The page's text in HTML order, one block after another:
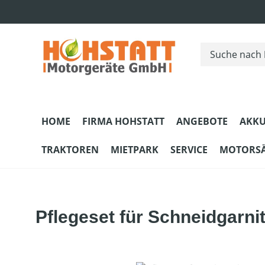
HOME FIRMA HOHSTATT ANGEBOTE
TRAKTOREN MIETPARK SERVICE
Pflegeset für